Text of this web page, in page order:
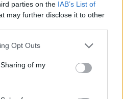
parties on the IAB’s List of
may further disclose it to other
app uses one or more Google
behaviour. You may click to
and its third-party tags to
purposes in below Google
Opt Outs
of my